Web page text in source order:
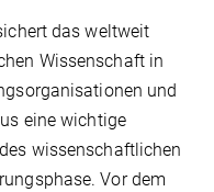
das weltweit
Wissenschaft in
und
eine wichtige
wissenschaftlichen
Vor dem